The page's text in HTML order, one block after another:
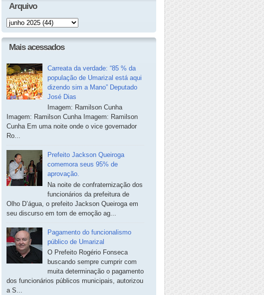
Arquivo
Mais acessados
Carreata da verdade: “85 % da
população de Umarizal está aqui
dizendo sim a Mano” Deputado
José Dias
Imagem: Ramilson Cunha
Imagem: Ramilson Cunha Imagem: Ramilson
Cunha Em uma noite onde o vice governador
Ro...
Prefeito Jackson Queiroga
comemora seus 95% de
aprovação.
Na noite de confraternização dos
funcionários da prefeitura de
Olho D’água, o prefeito Jackson Queiroga em
seu discurso em tom de emoção ag...
Pagamento do funcionalismo
público de Umarizal
O Prefeito Rogério Fonseca
buscando sempre cumprir com
muita determinação o pagamento
dos funcionários públicos municipais, autorizou
a S...